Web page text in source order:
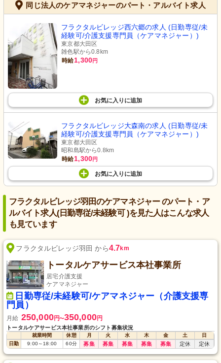
同じ法人のケアマネジャーのパート・アルバイト求人
フラクタルビレッジ西六郷の求人 (日勤専従/未
経験可/介護支援専門員（ケアマネジャー）)
東京都大田区
雑色駅から0.8km
時給1,300円
お気に入り に追加
フラクタルビレッジ大森南の求人 (日勤専従/未
経験可/介護支援専門員（ケアマネジャー）)
東京都大田区
昭和島駅から0.8km
時給1,300円
お気に入り に追加
フラクタルビレッジ羽田のケアマネジャー のパート・ア
ルバイト求人(日勤専従/未経験可 )を見た人はこんな求人
も見ています
フラクタルビレッジ羽田 から4.7km
トータルケアサービス本社事業所
居宅介護支援
ケアマネジャー
日勤専従/未経験可/ケアマネジャー（介護支援専
門員）
月給 250,000円〜350,000円
トータルケアサービス本社事業所のシフト募集状況
就業時間 休憩 月 火 水 木 金 土
日
日勤
9:00～18:00 60分 募集 募集 募集 募集 募集 定休 定休